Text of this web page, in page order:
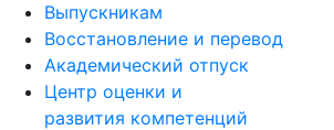
Выпускникам
Восстановление и перевод
Академический отпуск
Центр оценки и
развития компетенций